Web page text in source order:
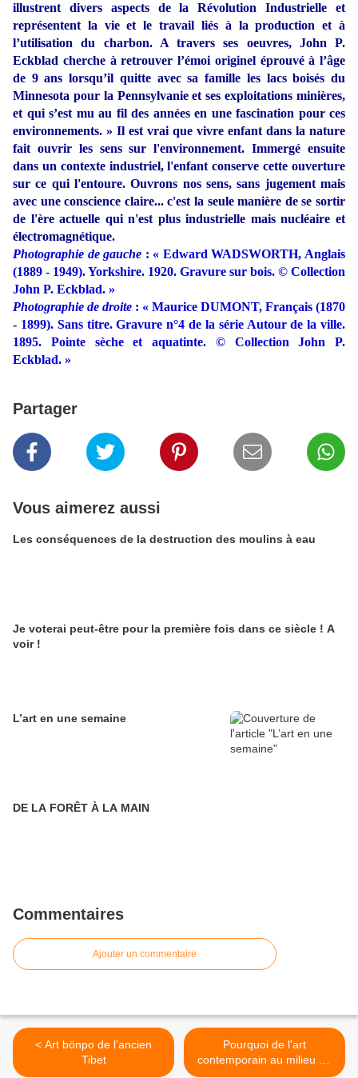
illustrent divers aspects de la Révolution Industrielle et
représentent la vie et le travail liés à la production et à
l’utilisation du charbon. A travers ses oeuvres, John P.
Eckblad cherche à retrouver l’émoi originel éprouvé à l’âge
de 9 ans lorsqu’il quitte avec sa famille les lacs boisés du
Minnesota pour la Pennsylvanie et ses exploitations minières,
et qui s’est mu au fil des années en une fascination pour ces
environnements. » Il est vrai que vivre enfant dans la nature
fait ouvrir les sens sur l'environnement. Immergé ensuite
dans un contexte industriel, l'enfant conserve cette ouverture
sur ce qui l'entoure. Ouvrons nos sens, sans jugement mais
avec une conscience claire... c'est la seule manière de se sortir
de l'ère actuelle qui n'est plus industrielle mais nucléaire et
électromagnétique.
Photographie de gauche : « Edward WADSWORTH, Anglais
(1889 - 1949). Yorkshire. 1920. Gravure sur bois. © Collection
John P. Eckblad. »
Photographie de droite : « Maurice DUMONT, Français (1870
- 1899). Sans titre. Gravure n°4 de la série Autour de la ville.
1895. Pointe sèche et aquatinte. © Collection John P.
Eckblad. »
Partager
Vous aimerez aussi
Les conséquences de la destruction des moulins à eau
Je voterai peut-être pour la première fois dans ce siècle ! A
voir !
L’art en une semaine
DE LA FORÊT À LA MAIN
Commentaires
Ajouter un commentaire
< Art bönpo de l’ancien
Tibet
Pourquoi de l'art
contemporain au milieu de
l'ancien ? >